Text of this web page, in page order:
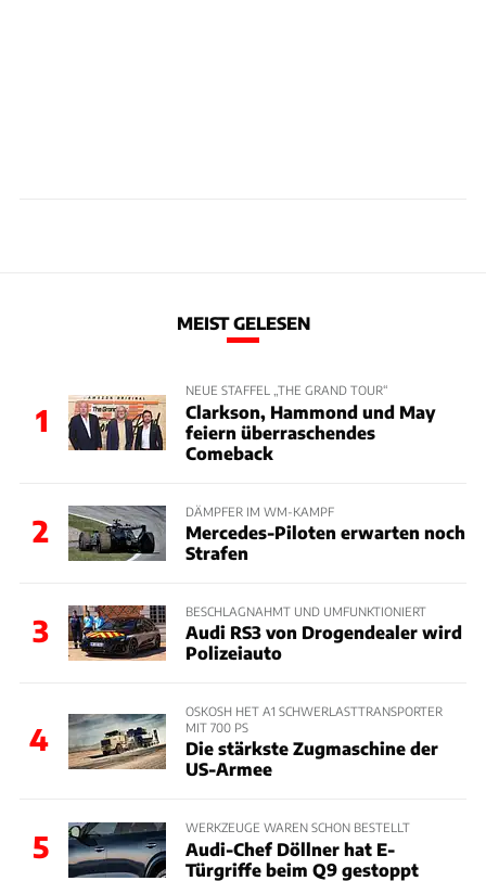
MEIST GELESEN
1
NEUE STAFFEL „THE GRAND TOUR“
Clarkson, Hammond und May
feiern überraschendes
Comeback
2
DÄMPFER IM WM-KAMPF
Mercedes-Piloten erwarten noch
Strafen
3
BESCHLAGNAHMT UND UMFUNKTIONIERT
Audi RS3 von Drogendealer wird
Polizeiauto
4
OSKOSH HET A1 SCHWERLASTTRANSPORTER
MIT 700 PS
Die stärkste Zugmaschine der
US-Armee
5
WERKZEUGE WAREN SCHON BESTELLT
Audi-Chef Döllner hat E-
Türgriffe beim Q9 gestoppt